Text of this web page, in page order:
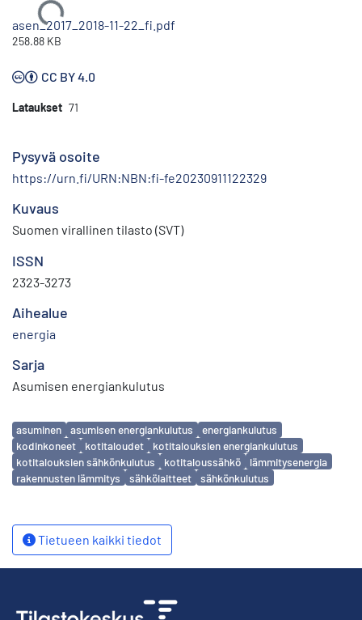
Ladataan...
asen_2017_2018-11-22_fi.pdf
258.88 KB
CC BY 4.0
Lataukset 71
Pysyvä osoite
https://urn.fi/URN:NBN:fi-fe20230911122329
Kuvaus
Suomen virallinen tilasto (SVT)
ISSN
2323-3273
Aihealue
energia
Sarja
Asumisen energiankulutus
Avainsanat
asuminen asumisen energiankulutus
energiankulutus
kodinkoneet
kotitaloudet
kotitalouksien energiankulutus
kotitalouksien sähkönkulutus
kotitaloussähkö
lämmitysenergia
rakennusten lämmitys
sähkölaitteet sähkönkulutus
Tietueen kaikki tiedot